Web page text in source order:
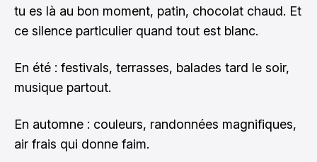
tu es là au bon moment, patin, chocolat chaud. Et
ce silence particulier quand tout est blanc.
En été : festivals, terrasses, balades tard le soir,
musique partout.
En automne : couleurs, randonnées magnifiques,
air frais qui donne faim.